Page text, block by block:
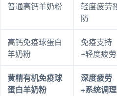
普通高钙羊奶粉
轻度疲劳
防
高钙免疫球蛋白
羊奶粉
免疫支持
+轻度疲劳
黄精有机免疫球
蛋白羊奶粉
深度疲劳
+系统调理